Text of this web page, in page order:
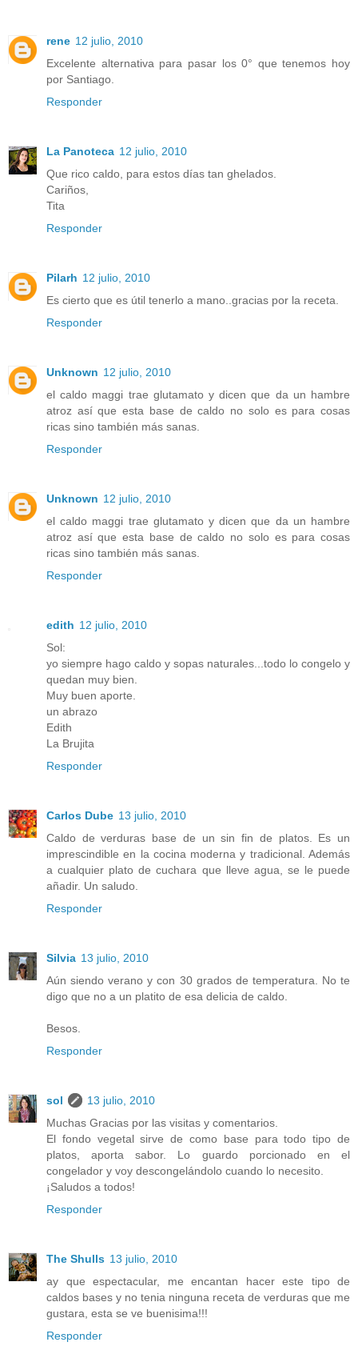
rene 12 julio, 2010
Excelente alternativa para pasar los 0° que tenemos hoy
por Santiago.
Responder
La Panoteca 12 julio, 2010
Que rico caldo, para estos días tan ghelados.
Cariños,
Tita
Responder
Pilarh 12 julio, 2010
Es cierto que es útil tenerlo a mano..gracias por la receta.
Responder
Unknown 12 julio, 2010
el caldo maggi trae glutamato y dicen que da un hambre
atroz así que esta base de caldo no solo es para cosas
ricas sino también más sanas.
Responder
Unknown 12 julio, 2010
el caldo maggi trae glutamato y dicen que da un hambre
atroz así que esta base de caldo no solo es para cosas
ricas sino también más sanas.
Responder
edith 12 julio, 2010
Sol:
yo siempre hago caldo y sopas naturales...todo lo congelo y
quedan muy bien.
Muy buen aporte.
un abrazo
Edith
La Brujita
Responder
Carlos Dube 13 julio, 2010
Caldo de verduras base de un sin fin de platos. Es un
imprescindible en la cocina moderna y tradicional. Además
a cualquier plato de cuchara que lleve agua, se le puede
añadir. Un saludo.
Responder
Silvia 13 julio, 2010
Aún siendo verano y con 30 grados de temperatura. No te
digo que no a un platito de esa delicia de caldo.
Besos.
Responder
sol
13 julio, 2010
Muchas Gracias por las visitas y comentarios.
El fondo vegetal sirve de como base para todo tipo de
platos, aporta sabor. Lo guardo porcionado en el
congelador y voy descongelándolo cuando lo necesito.
¡Saludos a todos!
Responder
The Shulls 13 julio, 2010
ay que espectacular, me encantan hacer este tipo de
caldos bases y no tenia ninguna receta de verduras que me
gustara, esta se ve buenisima!!!
Responder